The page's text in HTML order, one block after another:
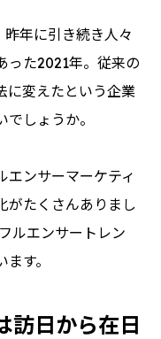
年に引き続き人々
った2021年。従来の
に変えたという企業
しょうか。
エンサーマーケティ
がたくさんありまし
ルエンサートレン
す。
訪日から在日